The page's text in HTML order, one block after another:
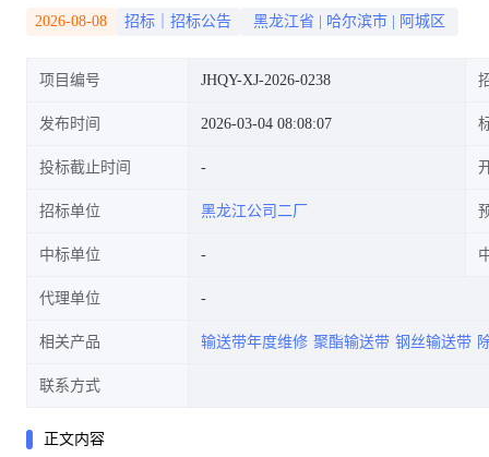
2026-08-08 招标｜招标公告 黑龙江省 哈尔滨市 阿城区
项目编号 JHQY-XJ-2026-0238
发布时间 2026-03-04 08:08:07
投标截止时间
招标单位 黑龙江公司二厂
中标单位
代理单位
相关产品 输送带年度维修 聚酯输送带 钢丝输送带
联系方式
正文内容